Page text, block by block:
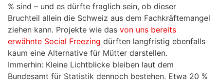
% sind – und es dürfte fraglich sein, ob dieser
Bruchteil allein die Schweiz aus dem Fachkräftemangel
ziehen kann. Projekte wie das von uns bereits
erwähnte Social Freezing dürften langfristig ebenfalls
kaum eine Alternative für Mütter darstellen.
Immerhin: Kleine Lichtblicke bleiben laut dem
Bundesamt für Statistik dennoch bestehen. Etwa 20 %